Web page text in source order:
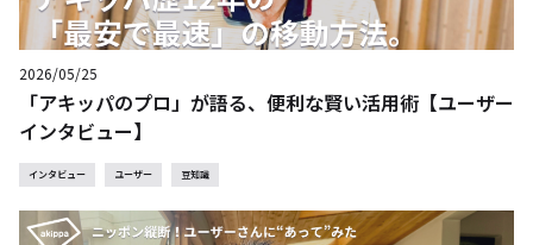
2026/05/25
「アキッパのプロ」が語る、便利な賢い活用術【ユーザー
インタビュー】
インタビュー ユーザー 豆知識